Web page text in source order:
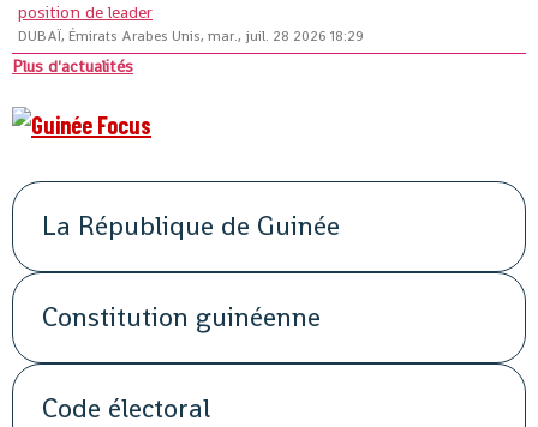
position de leader
DUBAÏ, Émirats Arabes Unis, mar., juil. 28 2026 18:29
Plus d'actualités
La République de Guinée
Constitution guinéenne
Code électoral